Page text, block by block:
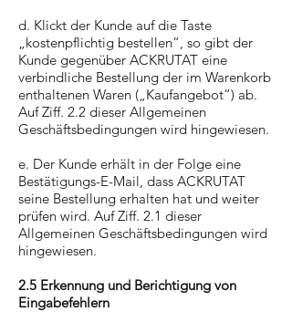
d. Klickt der Kunde auf die Taste
„kostenpflichtig bestellen“, so gibt der
Kunde gegenüber ACKRUTAT eine
verbindliche Bestellung der im Warenkorb
enthaltenen Waren („Kaufangebot“) ab.
Auf Ziff. 2.2 dieser Allgemeinen
Geschäftsbedingungen wird hingewiesen.
e. Der Kunde erhält in der Folge eine
Bestätigungs-E-Mail, dass ACKRUTAT
seine Bestellung erhalten hat und weiter
prüfen wird. Auf Ziff. 2.1 dieser
Allgemeinen Geschäftsbedingungen wird
hingewiesen.
2.5 Erkennung und Berichtigung von
Eingabefehlern